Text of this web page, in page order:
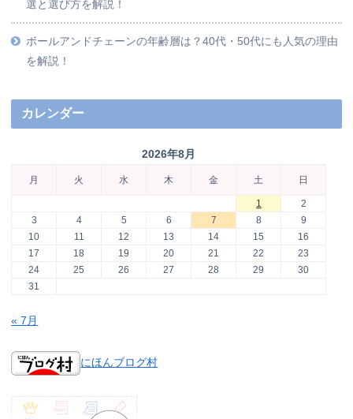
選と選び方を解説！
ボールアンドチェーンの年齢層は？40代・50代にも人気の理由
を解説！
カレンダー
2026年8月
月 火 水 木 金 土 日
1
2
3
4 5 6 7 8
9
10
11 12 13 14 15
16
17
18 19 20 21 22
23
24
25 26 27 28 29
30
31
« 7月
にほんブログ村